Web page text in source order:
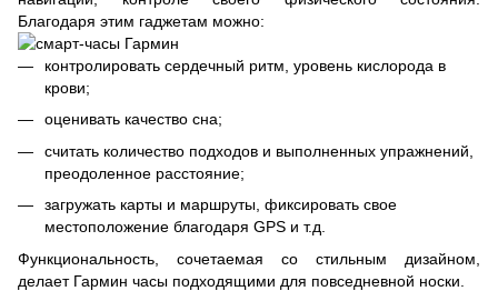
Благодаря этим гаджетам можно:
контролировать сердечный ритм, уровень кислорода в
крови;
оценивать качество сна;
считать количество подходов и выполненных упражнений,
преодоленное расстояние;
загружать карты и маршруты, фиксировать свое
местоположение благодаря GPS и т.д.
Функциональность, сочетаемая со стильным дизайном,
делает Гармин часы подходящими для повседневной носки.